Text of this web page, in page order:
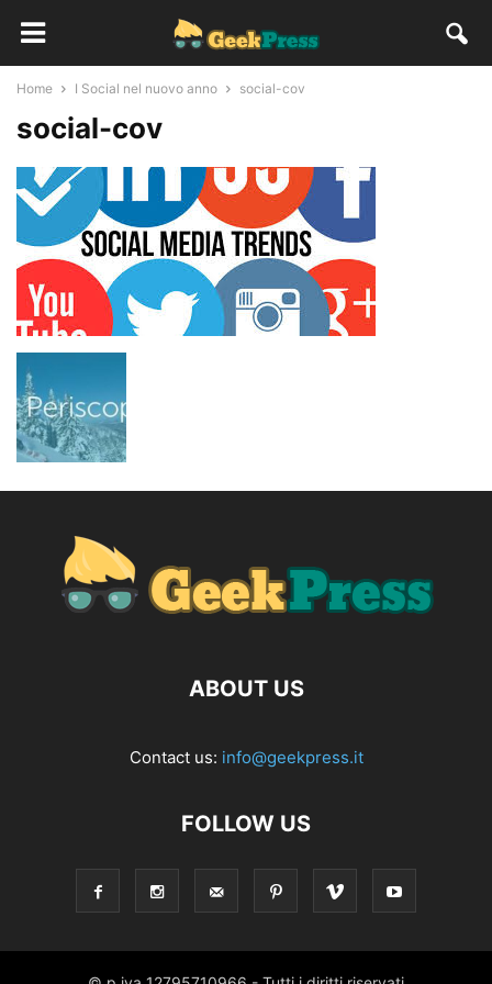
Home I Social nel nuovo anno social-cov
social-cov
ABOUT US
Contact us: info@geekpress.it
FOLLOW US